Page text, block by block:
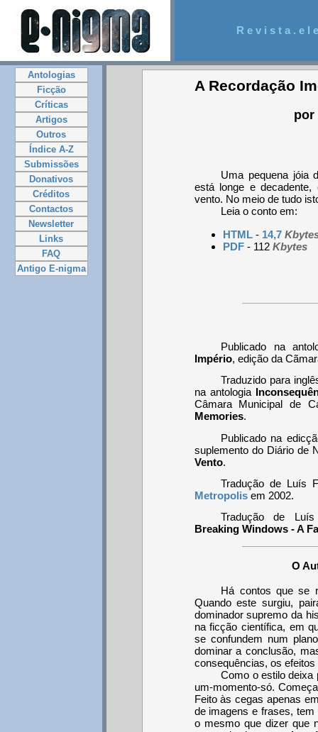
R e v i s t a . e l
Antologias
Ficção
Críticas
Artigos
Outros
Índice A-Z
Submissões
Donativos
Créditos
Contactos
Newsletter
Links
FAQ
Antigo E-nigma
A Recordação
por
Uma pequena jóia
está longe e
vento. No meio de tudo
Leia o conto em:
HTML- 14,7
PDF- 112 Kbytes
Publicado na
Império, edição da
Traduzido para
na antologia
Câmara Municipal de
Memories.
Publicado na
suplemento do Diário de
Vento.
Tradução de Luís
Metropolisem 2002.
Tradução de
Breaking Windows - A
O
Há contos que se
Quando este surgiu,
dominador supremo da
na ficção científica, em
se confundem num
dominar a conclusão,
consequências, os
Como o estilo deixa
um-momento-só.
Feito às cegas apenas
de imagens e frases,
o mesmo que dizer que